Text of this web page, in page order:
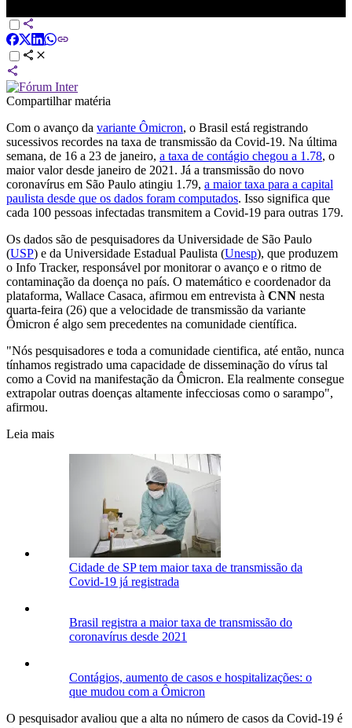
Compartilhar matéria
Com o avanço da variante Ômicron, o Brasil está registrando
sucessivos recordes na taxa de transmissão da Covid-19. Na última
semana, de 16 a 23 de janeiro, a taxa de contágio chegou a 1.78, o
maior valor desde janeiro de 2021. Já a transmissão do novo
coronavírus em São Paulo atingiu 1.79, a maior taxa para a capital
paulista desde que os dados foram computados. Isso significa que
cada 100 pessoas infectadas transmitem a Covid-19 para outras 179.
Os dados são de pesquisadores da Universidade de São Paulo
(USP) e da Universidade Estadual Paulista (Unesp), que produzem
o Info Tracker, responsável por monitorar o avanço e o ritmo de
contaminação da doença no país. O matemático e coordenador da
plataforma, Wallace Casaca, afirmou em entrevista à CNN nesta
quarta-feira (26) que a velocidade de transmissão da variante
Ômicron é algo sem precedentes na comunidade científica.
"Nós pesquisadores e toda a comunidade cientifica, até então, nunca
tínhamos registrado uma capacidade de disseminação do vírus tal
como a Covid na manifestação da Ômicron. Ela realmente consegue
extrapolar outras doenças altamente infecciosas como o sarampo",
afirmou.
Leia mais
Cidade de SP tem maior taxa de transmissão da
Covid-19 já registrada
Brasil registra a maior taxa de transmissão do
coronavírus desde 2021
Contágios, aumento de casos e hospitalizações: o
que mudou com a Ômicron
O pesquisador avaliou que a alta no número de casos da Covid-19 é